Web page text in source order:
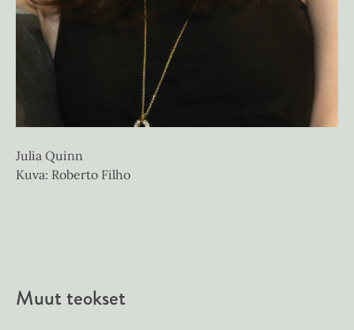
Julia Quinn
Kuva: Roberto Filho
Muut teokset